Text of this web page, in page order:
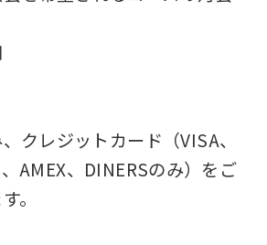
クレジットカード（VISA、
AMEX、DINERSのみ）をご
。
ask
that